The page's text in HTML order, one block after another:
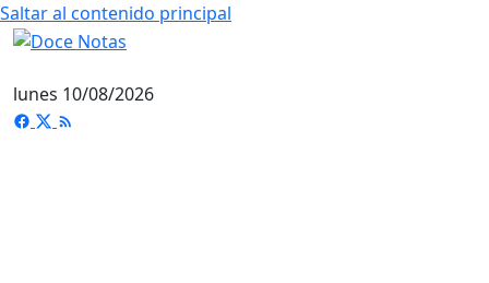
Saltar al contenido principal
lunes 10/08/2026